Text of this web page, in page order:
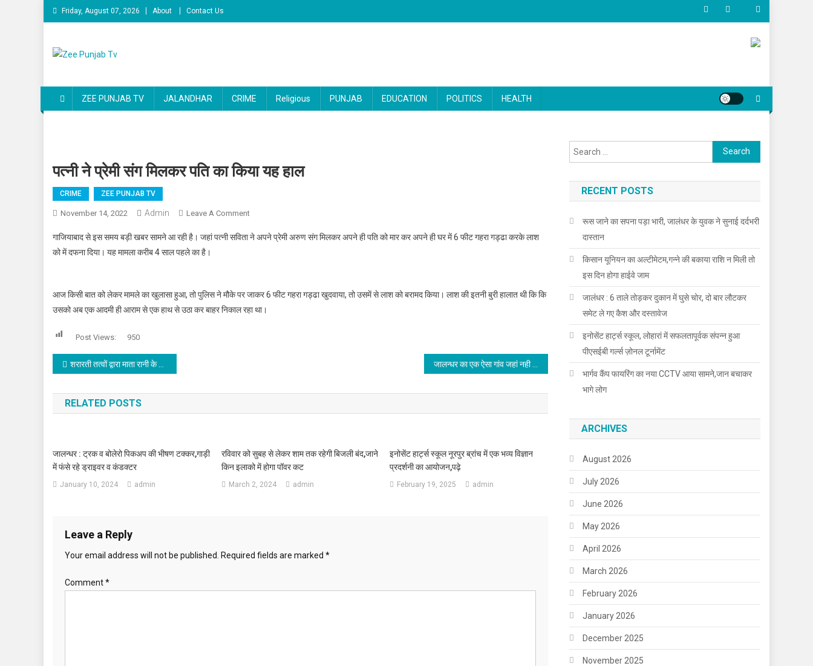
Skip to content
Friday, August 07, 2026 About Contact Us
ZEE PUNJAB TV JALANDHAR CRIME Religious PUNJAB EDUCATION POLITICS HEALTH
पत्नी ने प्रेमी संग मिलकर पति का किया यह हाल
CRIME ZEE PUNJAB TV
November 14, 2022 Admin Leave A Comment
गाजियाबाद से इस समय बड़ी खबर सामने आ रही है। जहां पत्नी सविता ने अपने प्रेमी अरुण संग मिलकर अपने ही पति को मार कर अपने ही घर में 6 फीट गहरा गड्ढा करके लाश
को में दफना दिया। यह मामला करीब 4 साल पहले का है।
आज किसी बात को लेकर मामले का खुलासा हुआ, तो पुलिस ने मौके पर जाकर 6 फीट गहरा गड्ढा खुदवाया, तो उसमें से लाश को बरामद किया। लाश की इतनी बुरी हालात थी कि कि
उसको अब एक आदमी ही आराम से एक हाथ से उठा कर बाहर निकाल रहा था।
Post Views: 950
Post navigation
शरारती तत्वों द्वारा माता रानी के जागरण में तेज धार हथियार लहरा कर खलल डालने की कोशिश पुलिस की मौजूदगी में कानून व्यवस्था की उड़ी धज्जियां : सुशील शर्मा
RELATED POSTS
जालन्धर : ट्रक व बोलेरो पिकअप की भीषण टक्कर,गाड़ी
में फंसे रहे ड्राइवर व कंडक्टर
January 10, 2024 admin
रविवार को सुबह से लेकर शाम तक रहेगी बिजली बंद,जाने
किन इलाको में होगा पॉवर कट
March 2, 2024 admin
इनोसेंट हार्ट्स स्कूल नूरपुर ब्रांच में एक भव्य विज्ञान
प्रदर्शनी का आयोजन,पढ़े
February 19, 2025 admin
Leave a Reply
Your email address will not be published. Required fields are marked *
Comment*
Search for:
RECENT POSTS
रूस जाने का सपना पड़ा भारी, जालंधर के युवक ने सुनाई दर्दभरी
दास्तान
किसान यूनियन का अल्टीमेटम,गन्ने की बकाया राशि न मिली तो
इस दिन होगा हाईवे जाम
जालंधर : 6 ताले तोड़कर दुकान में घुसे चोर, दो बार लौटकर
समेट ले गए कैश और दस्तावेज
इनोसेंट हार्ट्स स्कूल, लोहारां में सफलतापूर्वक संपन्न हुआ
पीएसईबी गर्ल्स ज़ोनल टूर्नामेंट
भार्गव कैंप फायरिंग का नया CCTV आया सामने,जान बचाकर
भागे लोग
ARCHIVES
August 2026
July 2026
June 2026
May 2026
April 2026
March 2026
February 2026
January 2026
December 2025
November 2025